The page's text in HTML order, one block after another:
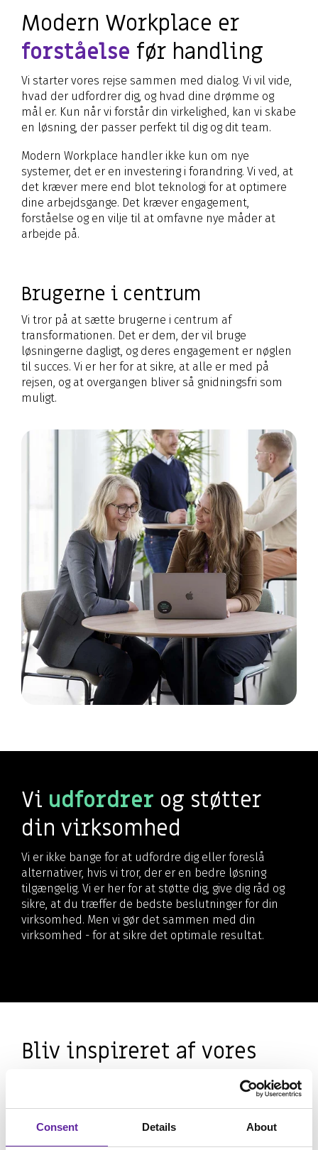
Consent Details About
Modern Workplace er
forståelse før handling
Vi starter vores rejse sammen med dialog. Vi vil vide,
hvad der udfordrer dig, og hvad dine drømme og
mål er. Kun når vi forstår din virkelighed, kan vi skabe
en løsning, der passer perfekt til dig og dit team.
Modern Workplace handler ikke kun om nye
systemer, det er en investering i forandring. Vi ved, at
det kræver mere end blot teknologi for at optimere
dine arbejdsgange. Det kræver engagement,
forståelse og en vilje til at omfavne nye måder at
arbejde på.
Brugerne i centrum
Vi tror på at sætte brugerne i centrum af
transformationen. Det er dem, der vil bruge
løsningerne dagligt, og deres engagement er nøglen
til succes. Vi er her for at sikre, at alle er med på
rejsen, og at overgangen bliver så gnidningsfri som
muligt.
Vi udfordrer og støtter
din virksomhed
Vi er ikke bange for at udfordre dig eller foreslå
alternativer, hvis vi tror, der er en bedre løsning
tilgængelig. Vi er her for at støtte dig, give dig råd og
sikre, at du træffer de bedste beslutninger for din
virksomhed. Men vi gør det sammen med din
virksomhed - for at sikre det optimale resultat.
Bliv inspireret af vores
Vi har hjulpet mange af vores kunder med få en
Modern Workplace Vi har samlet hele listen af